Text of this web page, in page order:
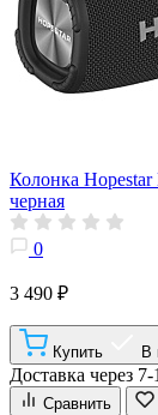
Колонка
черная
0
3 490 ₽
Купить В
Доставка через
Сравнить